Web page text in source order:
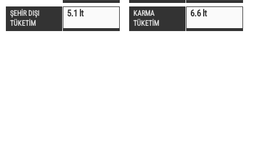
ŞEHİR DIŞI
TÜKETİM
5.1 lt
KARMA
TÜKETİM
6.6 lt